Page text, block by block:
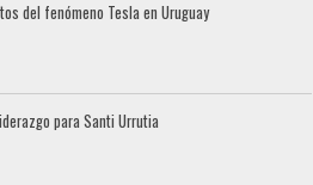
del fenómeno Tesla en Uruguay
para Santi Urrutia